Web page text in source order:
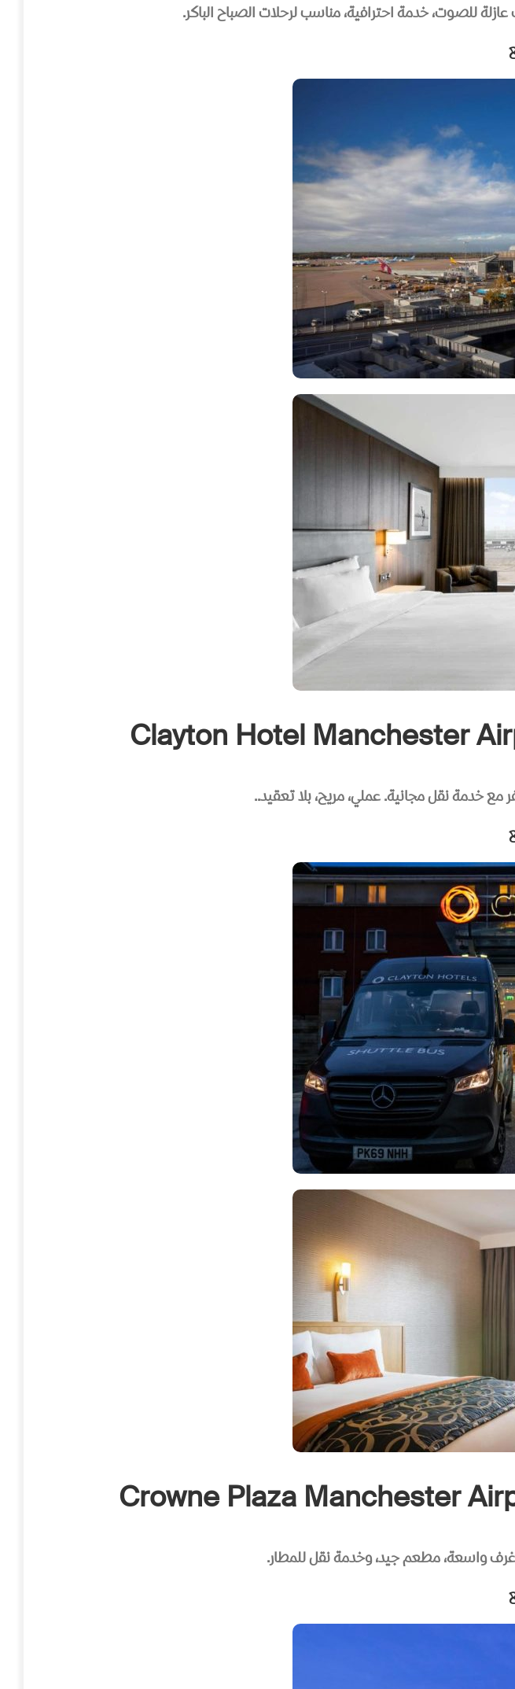
للصوت، خدمة احترافية، مناسب لرحلات الصباح الباكر.
خدمة نقل مجانية. عملي، مريح، بلا تعقيد..
غرف واسعة، مطعم جيد، وخدمة نقل للمطار.